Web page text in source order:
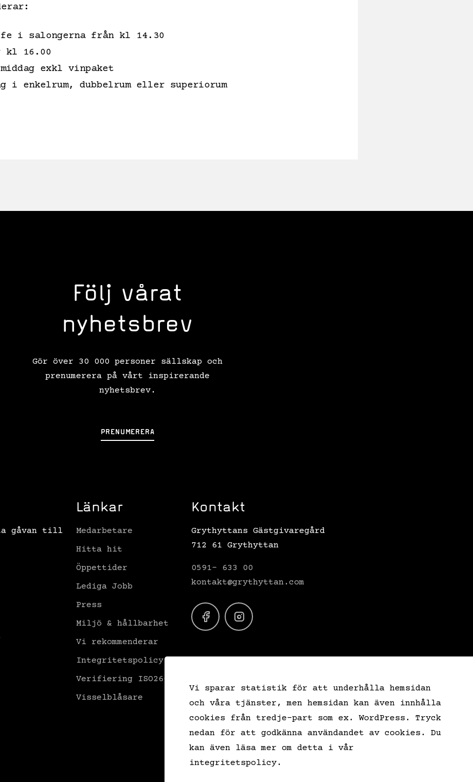
i salongerna från kl 14.30
kl 16.00
exkl vinpaket
i enkelrum, dubbelrum eller superiorum
Följ vårat
nyhetsbrev
Gör över 30 000 personer sällskap och
prenumerera på vårt inspirerande
nyhetsbrev.
PRENUMERERA
gåvan till
Länkar
Medarbetare
Hitta hit
Öppettider
Lediga Jobb
Press
Miljö & hållbarhet
Vi rekommenderar
Integritetspolicy
Verifiering ISO26000
Visselblåsare
Kontakt
Grythyttans Gästgivaregård
712 61 Grythyttan
0591- 633 00
kontakt@grythyttan.com
Vi sparar statistik för att underhålla hemsidan
och våra tjänster, men hemsidan kan även innhålla
cookies från tredje-part som ex. WordPress. Tryck
nedan för att godkänna användandet av cookies. Du
kan även läsa mer om detta i vår
integritetspolicy.